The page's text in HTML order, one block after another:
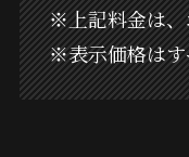
※上記料金は、
※表示価格はす